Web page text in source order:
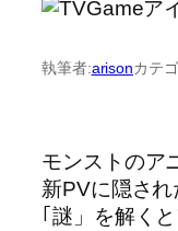
執筆者:arisonカテ
モンストのア
新PVに隠され
｢謎」を解く